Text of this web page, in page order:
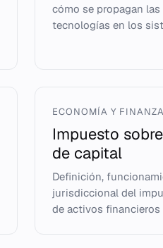
cómo se propagan
tecnologías en los
ECONOMÍA Y
Impuesto
de capital
Definición,
jurisdiccional del
de activos